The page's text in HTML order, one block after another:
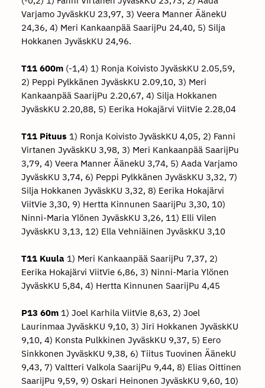
Varjamo JyväskKU 23,97, 3) Veera Manner ÄänekU
24,36, 4) Meri Kankaanpää SaarijPu 24,40, 5) Silja
Hokkanen JyväskKU 24,96.
T11 600m(-1,4) 1) Ronja Koivisto JyväskKU 2.05,59,
2) Peppi Pylkkänen JyväskKU 2.09,10, 3) Meri
Kankaanpää SaarijPu 2.20,67, 4) Silja Hokkanen
JyväskKU 2.20,88, 5) Eerika Hokajärvi ViitVie 2.28,04
T11 Pituus 1) Ronja Koivisto JyväskKU 4,05, 2) Fanni
Virtanen JyväskKU 3,98, 3) Meri Kankaanpää SaarijPu
3,79, 4) Veera Manner ÄänekU 3,74, 5) Aada Varjamo
JyväskKU 3,74, 6) Peppi Pylkkänen JyväskKU 3,32, 7)
Silja Hokkanen JyväskKU 3,32, 8) Eerika Hokajärvi
ViitVie 3,30, 9) Hertta Kinnunen SaarijPu 3,30, 10)
Ninni-Maria Ylönen JyväskKU 3,26, 11) Elli Vilen
JyväskKU 3,13, 12) Ella Vehniäinen JyväskKU 3,10
T11 Kuula 1) Meri Kankaanpää SaarijPu 7,37, 2)
Eerika Hokajärvi ViitVie 6,86, 3) Ninni-Maria Ylönen
JyväskKU 5,84, 4) Hertta Kinnunen SaarijPu 4,45
P13 60m1) Joel Karhila ViitVie 8,63, 2) Joel
Laurinmaa JyväskKU 9,10, 3) Jiri Hokkanen JyväskKU
9,10, 4) Konsta Pulkkinen JyväskKU 9,37, 5) Eero
Sinkkonen JyväskKU 9,38, 6) Tiitus Tuovinen ÄänekU
9,43, 7) Valtteri Valkola SaarijPu 9,44, 8) Elias Oittinen
SaarijPu 9,59, 9) Oskari Heinonen JyväskKU 9,60, 10)